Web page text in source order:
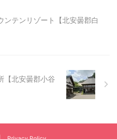
ンテンリゾート【北安曇郡白
【北安曇郡小谷